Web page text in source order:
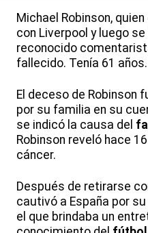
Michael Robinson,
con Liverpool y luego
reconocido
fallecido. Tenía 61 años.
El deceso de Robinson
por su familia en su
se indicó la causa del
Robinson reveló hace
cáncer.
Después de retirarse
cautivó a España por
el que brindaba un